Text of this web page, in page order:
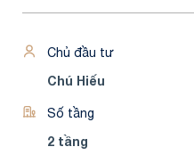
Chủ đầu tư
Chú Hiếu
Số tầng
2 tầng